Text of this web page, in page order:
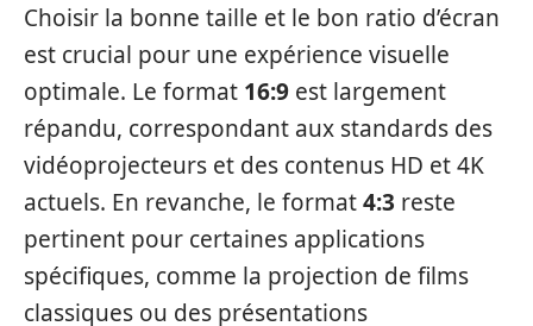
Choisir la bonne taille et le bon ratio d’écran
est crucial pour une expérience visuelle
optimale. Le format 16:9 est largement
répandu, correspondant aux standards des
vidéoprojecteurs et des contenus HD et 4K
actuels. En revanche, le format4:3 reste
pertinent pour certaines applications
spécifiques, comme la projection de films
classiques ou des présentations